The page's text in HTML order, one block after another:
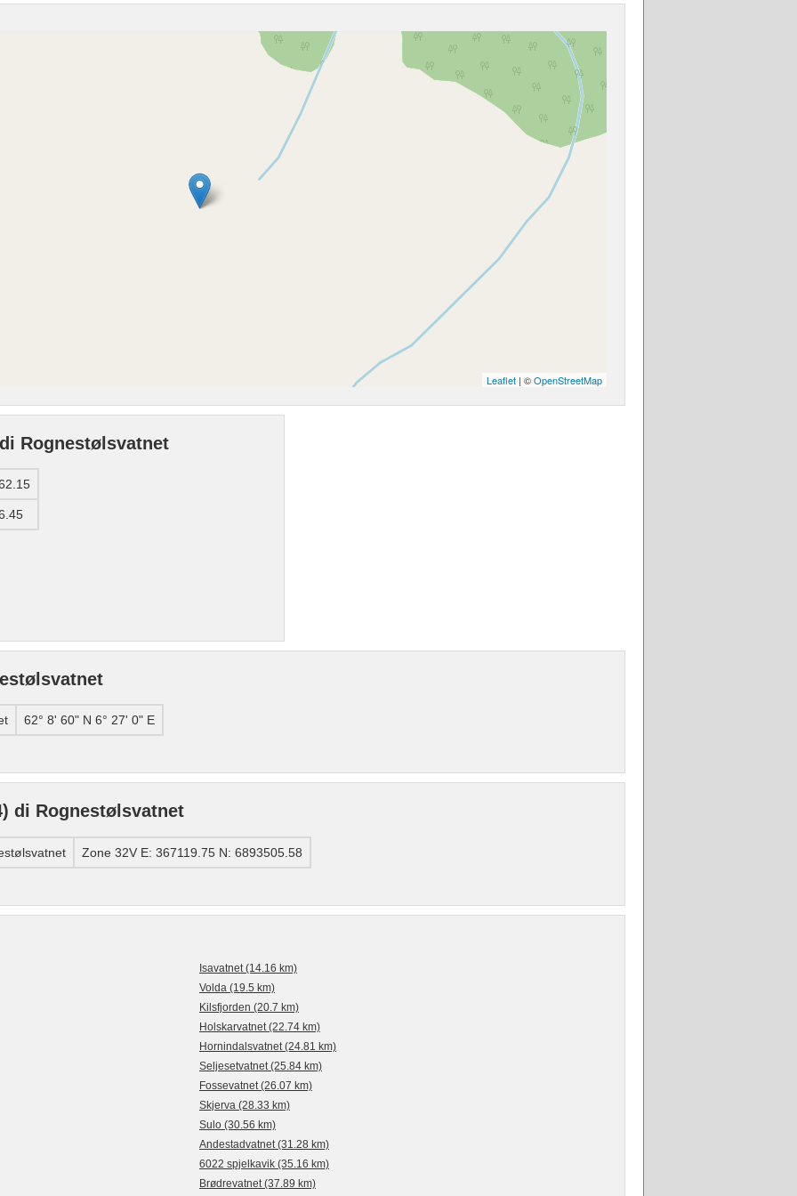
Leaflet | ©OpenStreetMap
Rognestølsvatnet
62° 8' 60" N 6° 27' 0" E
di Rognestølsvatnet
Zone 32V E: 367119.75 N: 6893505.58
Isavatnet (14.16 km)
Volda (19.5 km)
Kilsfjorden (20.7 km)
Holskarvatnet (22.74 km)
Hornindalsvatnet (24.81 km)
Seljesetvatnet (25.84 km)
Fossevatnet (26.07 km)
Skjerva (28.33 km)
Sulo (30.56 km)
Andestadvatnet (31.28 km)
6022 spjelkavik (35.16 km)
Brødrevatnet (37.89 km)